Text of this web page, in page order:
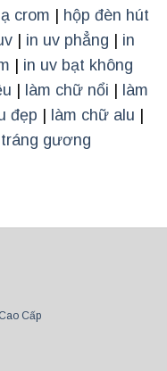
crom | hộp đèn hút
| in uv phẳng | in
| in uv bạt không
| làm chữ nổi | làm
đẹp | làm chữ alu |
gương
Cấp